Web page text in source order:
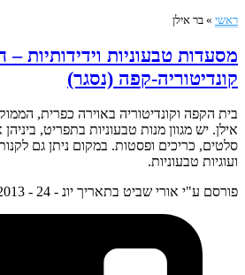
ראשי » בר אילן
מסעדות טבעוניות וידידותיות –
קונדיטוריה-קפה (נסגר)
בית הקפה וקונדיטוריה באוירה כפרית,
אילן. יש מגוון מנות טבעוניות בתפריט,
סלטים, כריכים ופסטות. במקום ניתן גם
ועוגיות טבעוניות.
פורסם ע"י אורי שביט בתאריך יונ - 24 - 2013